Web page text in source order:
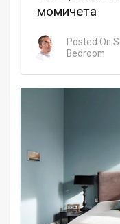
момичета
Posted On
Bedroom